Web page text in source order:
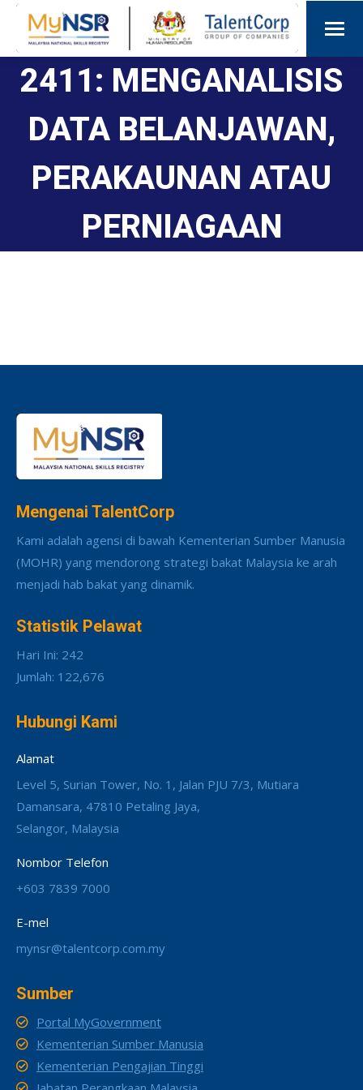
2411: MENGANALISIS
DATA BELANJAWAN,
PERAKAUNAN ATAU
PERNIAGAAN
Mengenai TalentCorp
Kami adalah agensi di bawah Kementerian Sumber Manusia
(MOHR) yang mendorong strategi bakat Malaysia ke arah
menjadi hab bakat yang dinamik.
Statistik Pelawat
Hari Ini: 242
Jumlah: 122,676
Hubungi Kami
Alamat
Level 5, Surian Tower, No. 1, Jalan PJU 7/3, Mutiara
Damansara, 47810 Petaling Jaya,
Selangor, Malaysia
Nombor Telefon
+603 7839 7000
E-mel
mynsr@talentcorp.com.my
Sumber
Portal MyGovernment
Kementerian Sumber Manusia
Kementerian Pengajian Tinggi